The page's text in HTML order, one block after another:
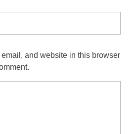
and website in this browser